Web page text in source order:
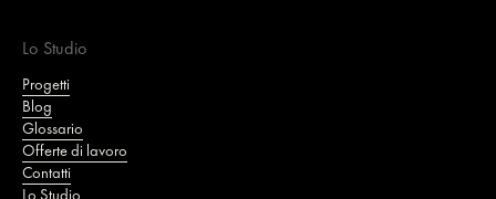
Lo Studio
Progetti
Blog
Glossario
Offerte di lavoro
Contatti
Lo Studio